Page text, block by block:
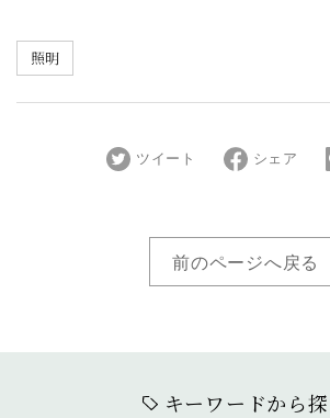
照明
ツイート シェア
前のページへ戻る
キーワードから